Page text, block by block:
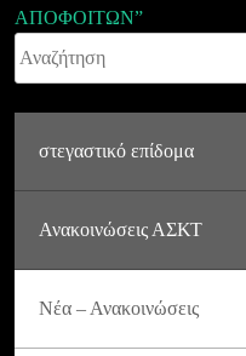
ΑΠΟΦΟΙΤΩΝ”
Αναζήτηση
στεγαστικό επίδομα
Ανακοινώσεις ΑΣΚΤ
Νέα – Ανακοινώσεις